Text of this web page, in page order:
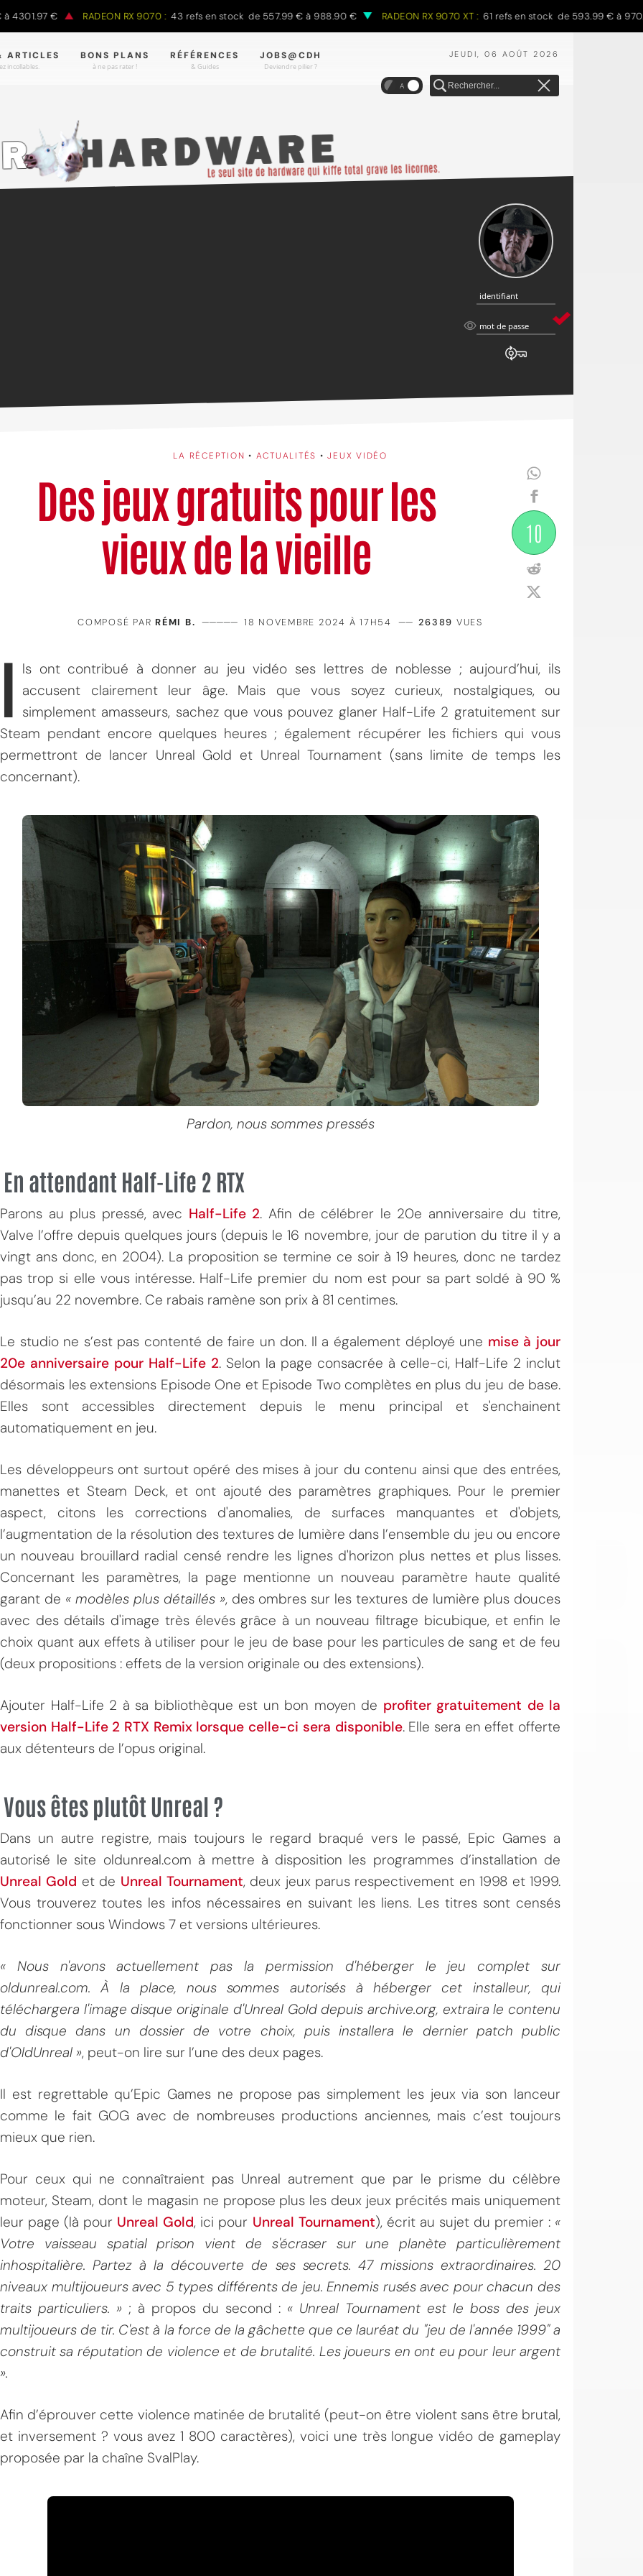
€ RADEON RX 9070 : 43 refs en stock de 557.99 € à 988.90 € RADEON RX 9070 XT : 61 refs en stock de 593.99 € à 970.68 €
JEUDI, 06 AOÛT 2026
ARTICLES
incollables.
BONS PLANS
à ne pas rater !
RÉFÉRENCES
& Guides
JOBS@CDH
Deviendre pilier ?
A
identifiant
identifiant
mot
mot de passe
LA RÉCEPTION • ACTUALITÉS •JEUX VIDÉO
Des jeux gratuits pour les
vieux de la vieille
10
COMPOSÉ PARRÉMI B. ————— 18 NOVEMBRE 2024 À 17H54 —— 26389 VUES
I ls ont contribué à donner au jeu vidéo ses lettres de noblesse ; aujourd’hui, ils
accusent clairement leur âge. Mais que vous soyez curieux, nostalgiques, ou
simplement amasseurs, sachez que vous pouvez glaner Half-Life 2 gratuitement sur
Steam pendant encore quelques heures ; également récupérer les fichiers qui vous
permettront de lancer Unreal Gold et Unreal Tournament (sans limite de temps les
concernant).
Pardon, nous sommes pressés
En attendant Half-Life 2 RTX
Parons au plus pressé, avec Half-Life 2. Afin de célébrer le 20e anniversaire du titre,
Valve l’offre depuis quelques jours (depuis le 16 novembre, jour de parution du titre il y a
vingt ans donc, en 2004). La proposition se termine ce soir à 19 heures, donc ne tardez
pas trop si elle vous intéresse. Half-Life premier du nom est pour sa part soldé à 90 %
jusqu’au 22 novembre. Ce rabais ramène son prix à 81 centimes.
Le studio ne s’est pas contenté de faire un don. Il a également déployé une mise à jour
20e anniversaire pour Half-Life 2. Selon la page consacrée à celle-ci, Half-Life 2 inclut
désormais les extensions Episode One et Episode Two complètes en plus du jeu de base.
Elles sont accessibles directement depuis le menu principal et s'enchainent
automatiquement en jeu.
Les développeurs ont surtout opéré des mises à jour du contenu ainsi que des entrées,
manettes et Steam Deck, et ont ajouté des paramètres graphiques. Pour le premier
aspect, citons les corrections d'anomalies, de surfaces manquantes et d'objets,
l’augmentation de la résolution des textures de lumière dans l’ensemble du jeu ou encore
un nouveau brouillard radial censé rendre les lignes d'horizon plus nettes et plus lisses.
Concernant les paramètres, la page mentionne un nouveau paramètre haute qualité
garant de « modèles plus détaillés », des ombres sur les textures de lumière plus douces
avec des détails d'image très élevés grâce à un nouveau filtrage bicubique, et enfin le
choix quant aux effets à utiliser pour le jeu de base pour les particules de sang et de feu
(deux propositions : effets de la version originale ou des extensions).
Ajouter Half-Life 2 à sa bibliothèque est un bon moyen de profiter gratuitement de la
version Half-Life 2 RTX Remix lorsque celle-ci sera disponible. Elle sera en effet offerte
aux détenteurs de l’opus original.
Vous êtes plutôt Unreal ?
Dans un autre registre, mais toujours le regard braqué vers le passé, Epic Games a
autorisé le site oldunreal.com à mettre à disposition les programmes d’installation de
Unreal Gold et de Unreal Tournament, deux jeux parus respectivement en 1998 et 1999.
Vous trouverez toutes les infos nécessaires en suivant les liens. Les titres sont censés
fonctionner sous Windows 7 et versions ultérieures.
« Nous n'avons actuellement pas la permission d'héberger le jeu complet sur
oldunreal.com. À la place, nous sommes autorisés à héberger cet installeur, qui
téléchargera l'image disque originale d'Unreal Gold depuis archive.org, extraira le contenu
du disque dans un dossier de votre choix, puis installera le dernier patch public
d'OldUnreal », peut-on lire sur l’une des deux pages.
Il est regrettable qu’Epic Games ne propose pas simplement les jeux via son lanceur
comme le fait GOG avec de nombreuses productions anciennes, mais c’est toujours
mieux que rien.
Pour ceux qui ne connaîtraient pas Unreal autrement que par le prisme du célèbre
moteur, Steam, dont le magasin ne propose plus les deux jeux précités mais uniquement
leur page (là pour Unreal Gold, ici pour Unreal Tournament), écrit au sujet du premier : «
Votre vaisseau spatial prison vient de s'écraser sur une planète particulièrement
inhospitalière. Partez à la découverte de ses secrets. 47 missions extraordinaires. 20
niveaux multijoueurs avec 5 types différents de jeu. Ennemis rusés avec pour chacun des
traits particuliers. » ; à propos du second : « Unreal Tournament est le boss des jeux
multijoueurs de tir. C'est à la force de la gâchette que ce lauréat du "jeu de l'année 1999" a
construit sa réputation de violence et de brutalité. Les joueurs en ont eu pour leur argent
».
Afin d’éprouver cette violence matinée de brutalité (peut-on être violent sans être brutal,
et inversement ? vous avez 1 800 caractères), voici une très longue vidéo de gameplay
proposée par la chaîne SvalPlay.